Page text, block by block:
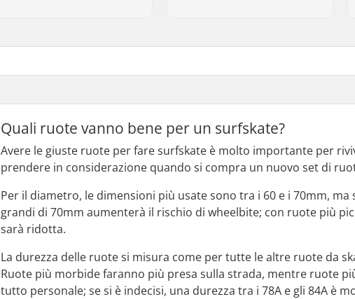
Quali ruote vanno bene per un surfskate?
Avere le giuste ruote per fare surfskate è molto importante per
prendere in considerazione quando si compra un nuovo set di
Per il diametro, le dimensioni più usate sono tra i 60 e i 70mm,
grandi di 70mm aumenterà il rischio di wheelbite; con ruote più
sarà ridotta.
La durezza delle ruote si misura come per tutte le altre ruote da
Ruote più morbide faranno più presa sulla strada, mentre ruote
tutto personale; se si è indecisi, una durezza tra i 78A e gli 84A è